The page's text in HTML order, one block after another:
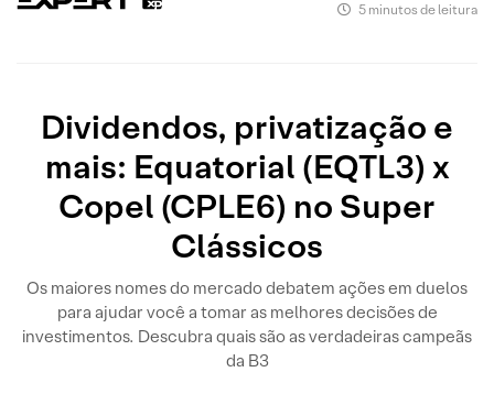
5 minutos de leitura
Dividendos, privatização e
mais: Equatorial (EQTL3) x
Copel (CPLE6) no Super
Clássicos
Os maiores nomes do mercado debatem ações em duelos
para ajudar você a tomar as melhores decisões de
investimentos. Descubra quais são as verdadeiras campeãs
da B3